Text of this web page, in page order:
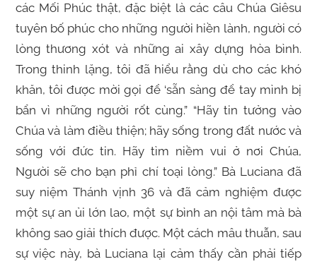
các Mối Phúc thật, đặc biệt là các câu Chúa Giêsu
tuyên bố phúc cho những người hiền lành, người có
lòng thương xót và những ai xây dựng hòa bình.
Trong thinh lặng, tôi đã hiểu rằng dù cho các khó
khăn, tôi được mời gọi để ‘sẵn sàng để tay mình bị
bẩn vì những người rốt cùng.” “Hãy tin tưởng vào
Chúa và làm điều thiện; hãy sống trong đất nước và
sống với đức tin. Hãy tìm niềm vui ở nơi Chúa,
Người sẽ cho bạn phỉ chí toại lòng.” Bà Luciana đã
suy niệm Thánh vịnh 36 và đã cảm nghiệm được
một sự an ủi lớn lao, một sự bình an nội tâm mà bà
không sao giải thích được. Một cách mâu thuẫn, sau
sự việc này, bà Luciana lại cảm thấy cần phải tiếp